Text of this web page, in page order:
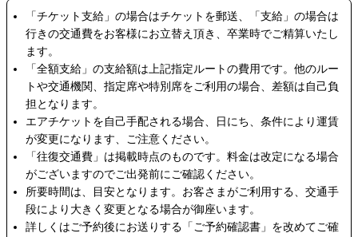
「チケット支給」の場合はチケットを郵送、「支給」の場合は
行きの交通費をお客様にお立替え頂き、卒業時でご精算いたし
ます。
「全額支給」の支給額は上記指定ルートの費用です。他のルー
トや交通機関、指定席や特別席をご利用の場合、差額は自己負
担となります。
エアチケットを自己手配される場合、日にち、条件により運賃
が変更になります、ご注意ください。
「往復交通費」は掲載時点のものです。料金は改定になる場合
がございますのでご出発前にご確認ください。
所要時間は、目安となります。お客さまがご利用する、交通手
段により大きく変更となる場合が御座います。
詳しくはご予約後にお送りする「ご予約確認書」を改めてご確